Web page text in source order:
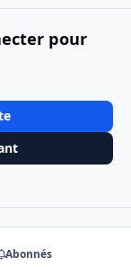
pour
Abonnés